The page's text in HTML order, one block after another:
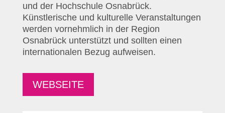
und der Hochschule Osnabrück.
Künstlerische und kulturelle Veranstaltungen
werden vornehmlich in der Region
Osnabrück unterstützt und sollten einen
internationalen Bezug aufweisen.
WEBSEITE